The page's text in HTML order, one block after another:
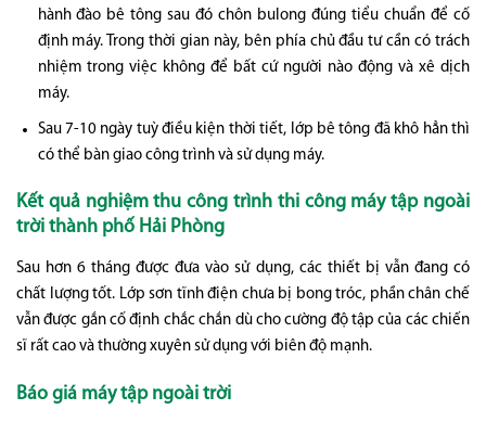
hành đào bê tông sau đó chôn bulong đúng tiểu chuẩn để cố
định máy. Trong thời gian này, bên phía chủ đầu tư cần có trách
nhiệm trong việc không để bất cứ người nào động và xê dịch
máy.
Sau 7-10 ngày tuỳ điều kiện thời tiết, lớp bê tông đã khô hẳn thì
có thể bàn giao công trình và sử dụng máy.
Kết quả nghiệm thu công trình thi công máy tập ngoài
trời thành phố Hải Phòng
Sau hơn 6 tháng được đưa vào sử dụng, các thiết bị vẫn đang có
chất lượng tốt. Lớp sơn tĩnh điện chưa bị bong tróc, phần chân chế
vẫn được gắn cố định chắc chắn dù cho cường độ tập của các chiến
sĩ rất cao và thường xuyên sử dụng với biên độ mạnh.
Báo giá máy tập ngoài trời